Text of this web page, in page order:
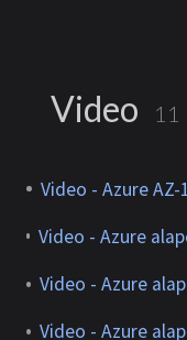
Video 11
Video - Azure